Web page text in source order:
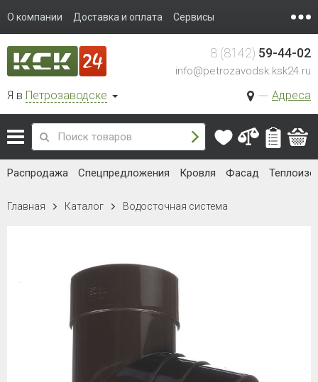
О компании Доставка и оплата Сервисы
Я в Петрозаводске Адреса
8 (8142) 59-44-02
info@petrozavodsk.ksk24.ru
Распродажа Спецпредложения Кровля Фасад
Главная Каталог Водосточная система